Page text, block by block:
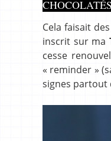
CHOCOLATÉS
Cela faisait
inscrit sur ma
cesse
« reminder »
signes partout